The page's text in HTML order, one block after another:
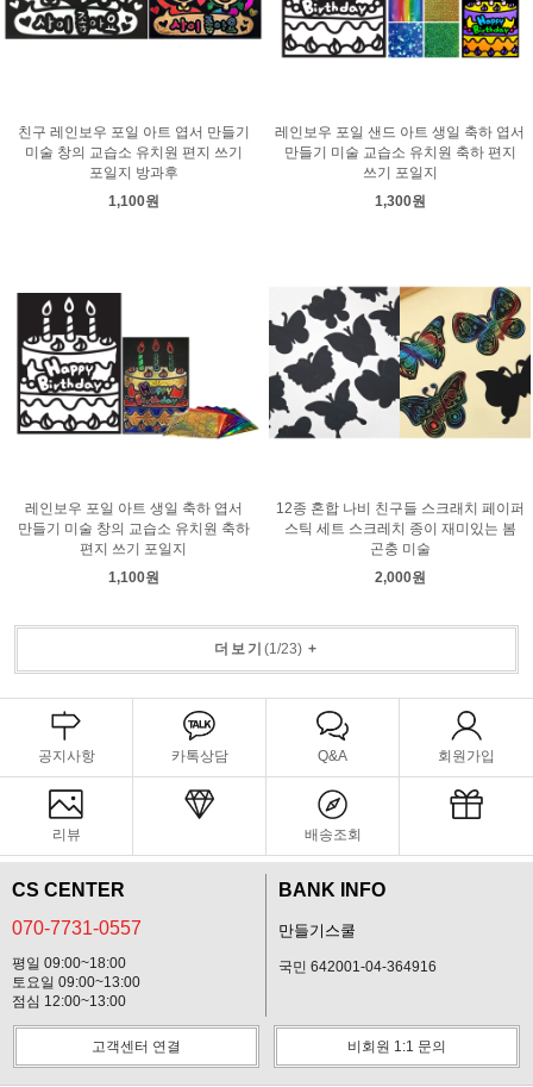
친구 레인보우 포일 아트 엽서 만들기
미술 창의 교습소 유치원 편지 쓰기
포일지 방과후
1,100원
레인보우 포일 샌드 아트 생일 축하 엽서
만들기 미술 교습소 유치원 축하 편지
쓰기 포일지
1,300원
레인보우 포일 아트 생일 축하 엽서
만들기 미술 창의 교습소 유치원 축하
편지 쓰기 포일지
1,100원
12종 혼합 나비 친구들 스크래치 페이퍼
스틱 세트 스크레치 종이 재미있는 봄
곤충 미술
2,000원
더보기 (1/23) +
공지사항 카톡상담 Q&A 회원가입
리뷰 배송조회
CS CENTER
070-7731-0557
평일 09:00~18:00
토요일 09:00~13:00
점심 12:00~13:00
BANK INFO
만들기스쿨
국민 642001-04-364916
고객센터 연결 비회원 1:1 문의